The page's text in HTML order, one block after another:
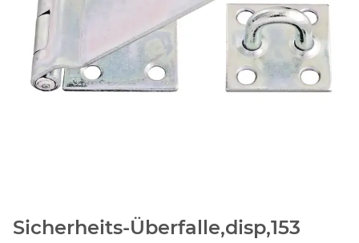
Sicherheits-Überfalle,disp,153